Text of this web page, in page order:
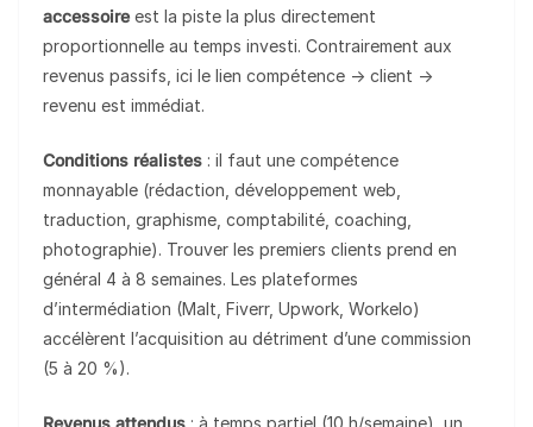
accessoireest la piste la plus directement
proportionnelle au temps investi. Contrairement aux
revenus passifs, ici le lien compétence → client →
revenu est immédiat.
Conditions réalistes : il faut une compétence
monnayable (rédaction, développement web,
traduction, graphisme, comptabilité, coaching,
photographie). Trouver les premiers clients prend en
général 4 à 8 semaines. Les plateformes
d’intermédiation (Malt, Fiverr, Upwork, Workelo)
accélèrent l’acquisition au détriment d’une commission
(5 à 20 %).